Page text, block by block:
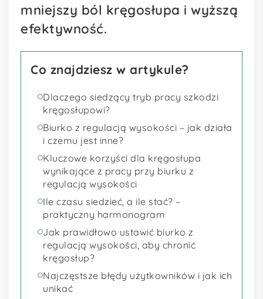
mniejszy ból kręgosłupa i wyższą
efektywność.
Co znajdziesz w artykule?
Dlaczego siedzący tryb pracy szkodzi
kręgosłupowi?
Biurko z regulacją wysokości – jak działa
i czemu jest inne?
Kluczowe korzyści dla kręgosłupa
wynikające z pracy przy biurku z
regulacją wysokości
Ile czasu siedzieć, a ile stać? –
praktyczny harmonogram
Jak prawidłowo ustawić biurko z
regulacją wysokości, aby chronić
kręgosłup?
Najczęstsze błędy użytkowników i jak ich
unikać